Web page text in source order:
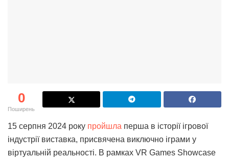
0
Поширень
15 серпня 2024 року пройшла перша в історії ігрової
індустрії виставка, присвячена виключно іграми у
віртуальній реальності. В рамках VR Games Showcase